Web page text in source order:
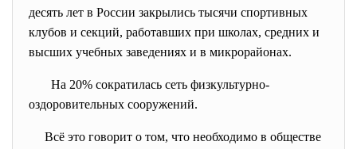
десять лет в России закрылись тысячи спортивных
клубов и секций, работавших при школах, средних и
высших учебных заведениях и в микрорайонах.
На 20% сократилась сеть физкультурно-
оздоровительных сооружений.
Всё это говорит о том, что необходимо в обществе